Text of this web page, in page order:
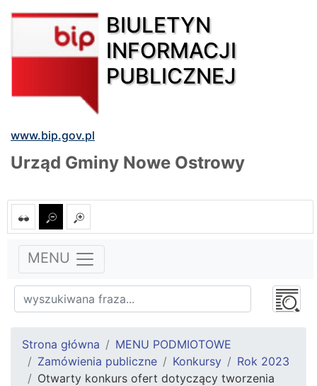
BIULETYN
INFORMACJI
PUBLICZNEJ
www.bip.gov.pl
Urząd Gminy Nowe Ostrowy
MENU
Strona główna
MENU PODMIOTOWE
Zamówienia publiczne
Konkursy
Rok 2023
Otwarty konkurs ofert dotyczący tworzenia